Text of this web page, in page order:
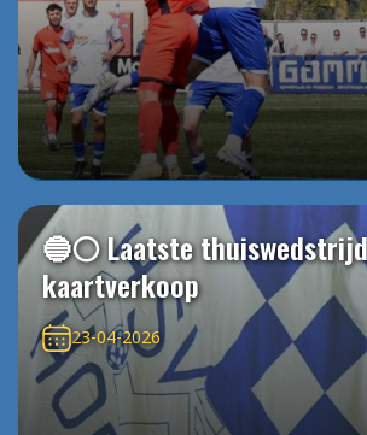
🔵⚪️ Laatste thuiswedstrijd
kaartverkoop
23-04-2026